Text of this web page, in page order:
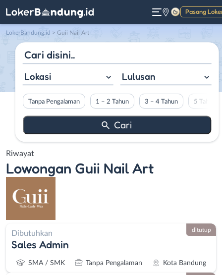
Pasang
Gelap
LokerBandung.id > Guii Nail Art
Lokasi Lulusan
Tanpa Pengalaman 1 – 2 Tahun 3 – 4 Tahun 5 Tahun
Riwayat
Lowongan Guii Nail Art
Dibutuhkan
Sales Admin
SMA / SMK Tanpa Pengalaman Kota Bandung
ditutup